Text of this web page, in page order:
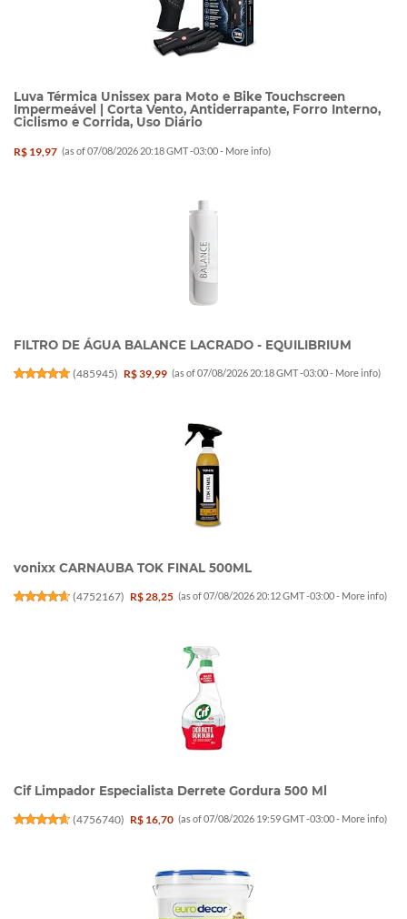
Luva Térmica Unissex para Moto e Bike Touchscreen
Impermeável | Corta Vento, Antiderrapante, Forro Interno,
Ciclismo e Corrida, Uso Diário
R$ 19,97 (as of 07/08/2026 20:18 GMT -03:00 - More info)
FILTRO DE ÁGUA BALANCE LACRADO - EQUILIBRIUM
(485945) R$ 39,99 (as of 07/08/2026 20:18 GMT -03:00 - More info)
vonixx CARNAUBA TOK FINAL 500ML
(4752167) R$ 28,25 (as of 07/08/2026 20:12 GMT -03:00 - More info)
Cif Limpador Especialista Derrete Gordura 500 Ml
(4756740) R$ 16,70 (as of 07/08/2026 19:59 GMT -03:00 - More info)